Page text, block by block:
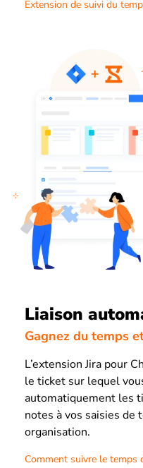
Extension de suivi du
Liaison
Gagnez du temps
L’extension Jira pour
le ticket sur lequel
automatiquement les
notes à vos saisies de
organisation.
Comment suivre le temps